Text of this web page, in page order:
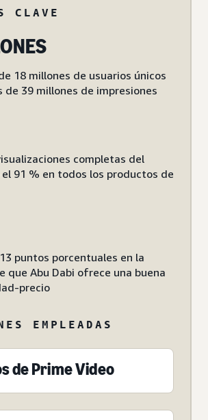
CLAVE
18 millones de usuarios únicos
de 39 millones de impresiones
completas del
91 % en todos los productos de
puntos porcentuales en la
que Abu Dabi ofrece una buena
precio
EMPLEADAS
de Prime Video